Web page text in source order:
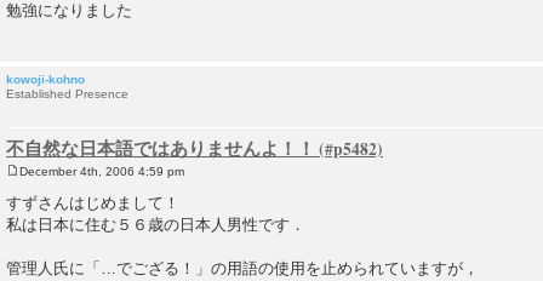
t
勉強になりました
kowoji-kohno
Established Presence
不自然な日本語ではありませんよ！！
o
t
December 4th, 2006 4:59 pm
すずさんはじめまして！
私は日本に住む５６歳の日本人男性です．
管理人氏に「…でござる！」の用語の使用を止められていますが，